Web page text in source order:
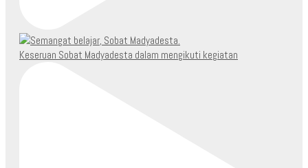
Keseruan Sobat Madyadesta dalam mengikuti kegiatan